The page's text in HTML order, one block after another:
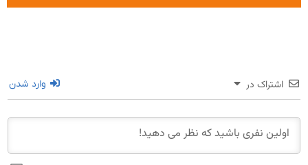
اشتراک در وارد شدن